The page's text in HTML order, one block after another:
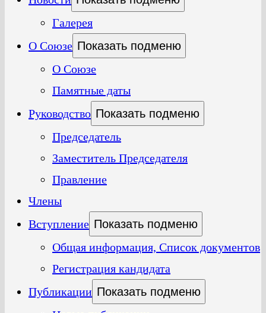
Галерея
О Союзе Показать подменю
О Союзе
Памятные даты
Руководство Показать подменю
Председатель
Заместитель Председателя
Правление
Члены
Вступление Показать подменю
Общая информация, Список документов
Регистрация кандидата
Публикации Показать подменю